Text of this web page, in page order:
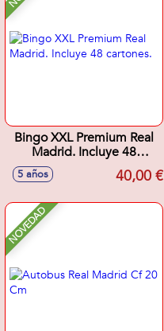
Bingo XXL Premium Real
Madrid. Incluye 48
5 años 40,00 €
NOVEDAD